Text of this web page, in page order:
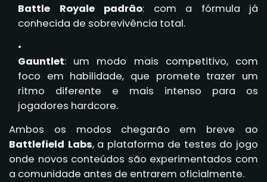
Battle Royale padrão: com a fórmula já
conhecida de sobrevivência total.
Gauntlet: um modo mais competitivo, com
foco em habilidade, que promete trazer um
ritmo diferente e mais intenso para os
jogadores hardcore.
Ambos os modos chegarão em breve ao
Battlefield Labs, a plataforma de testes do jogo
onde novos conteúdos são experimentados com
a comunidade antes de entrarem oficialmente.